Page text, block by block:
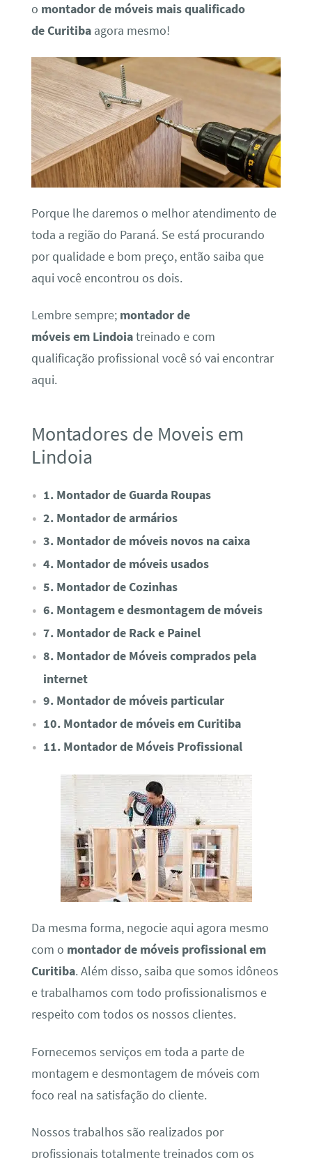
o montador de móveis mais qualificado
de Curitiba agora mesmo!
Porque lhe daremos o melhor atendimento de
toda a região do Paraná. Se está procurando
por qualidade e bom preço, então saiba que
aqui você encontrou os dois.
Lembre sempre; montador de
móveis em Lindoiatreinado e com
qualificação profissional você só vai encontrar
aqui.
Montadores de Moveis em
Lindoia
1. Montador de Guarda Roupas
2. Montador de armários
3. Montador de móveis novos na caixa
4. Montador de móveis usados
5. Montador de Cozinhas
6. Montagem e desmontagem de móveis
7. Montador de Rack e Painel
8. Montador de Móveis comprados pela
internet
9. Montador de móveis particular
10. Montador de móveis em Curitiba
11. Montador de Móveis Profissional
Da mesma forma, negocie aqui agora mesmo
com o montador de móveis profissional em
Curitiba. Além disso, saiba que somos idôneos
e trabalhamos com todo profissionalismos e
respeito com todos os nossos clientes.
Fornecemos serviços em toda a parte de
montagem e desmontagem de móveis com
foco real na satisfação do cliente.
Nossos trabalhos são realizados por
profissionais totalmente treinados com os